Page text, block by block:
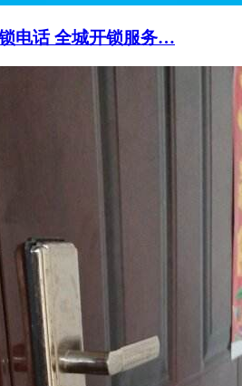
电话 全城开锁服务…